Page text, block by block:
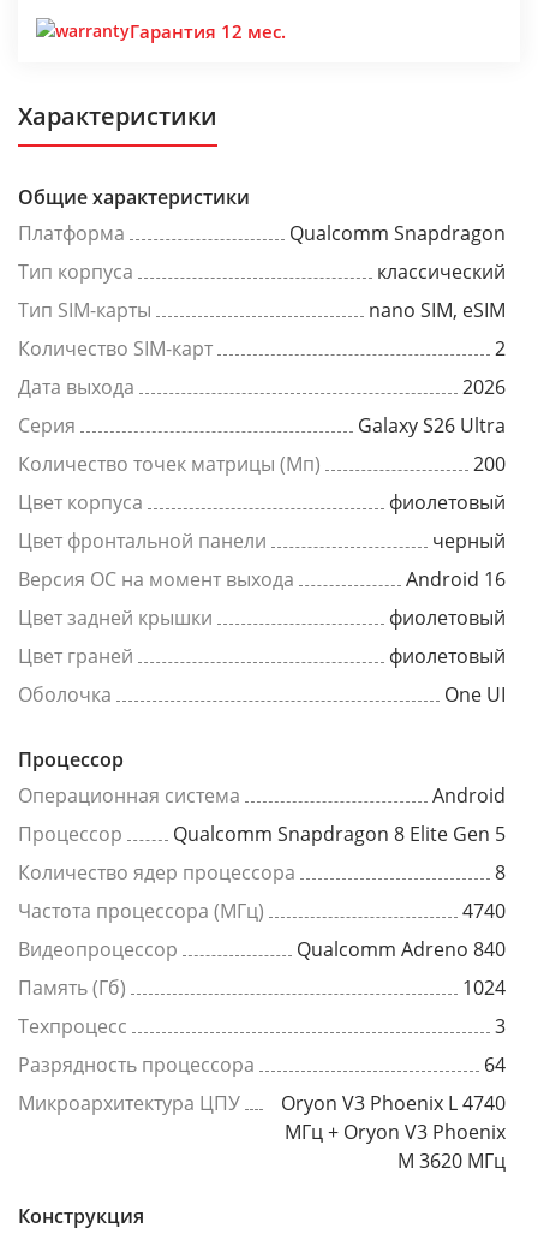
Гарантия 12 мес.
Характеристики
Общие характеристики
Платформа
Qualcomm Snapdragon
Тип корпуса
классический
Тип SIM-карты
nano SIM, eSIM
Количество SIM-карт
2
Дата выхода
2026
Серия
Galaxy S26 Ultra
Количество точек матрицы (Мп)
200
Цвет корпуса
фиолетовый
Цвет фронтальной панели
черный
Версия ОС на момент выхода
Android 16
Цвет задней крышки
фиолетовый
Цвет граней
фиолетовый
Оболочка
One UI
Процессор
Операционная система
Android
Процессор
Qualcomm Snapdragon 8 Elite Gen 5
Количество ядер процессора
8
Частота процессора (МГц)
4740
Видеопроцессор
Qualcomm Adreno 840
Память (Гб)
1024
Техпроцесс
3
Разрядность процессора
64
Микроархитектура ЦПУ
Oryon V3 Phoenix L 4740
МГц + Oryon V3 Phoenix
M 3620 МГц
Конструкция